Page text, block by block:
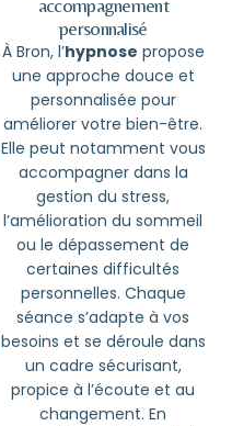
accompagnement
personnalisé
À Bron, l’hypnose propose
une approche douce et
personnalisée pour
améliorer votre bien-être.
Elle peut notamment vous
accompagner dans la
gestion du stress,
l’amélioration du sommeil
ou le dépassement de
certaines difficultés
personnelles. Chaque
séance s’adapte à vos
besoins et se déroule dans
un cadre sécurisant,
propice à l’écoute et au
changement. En